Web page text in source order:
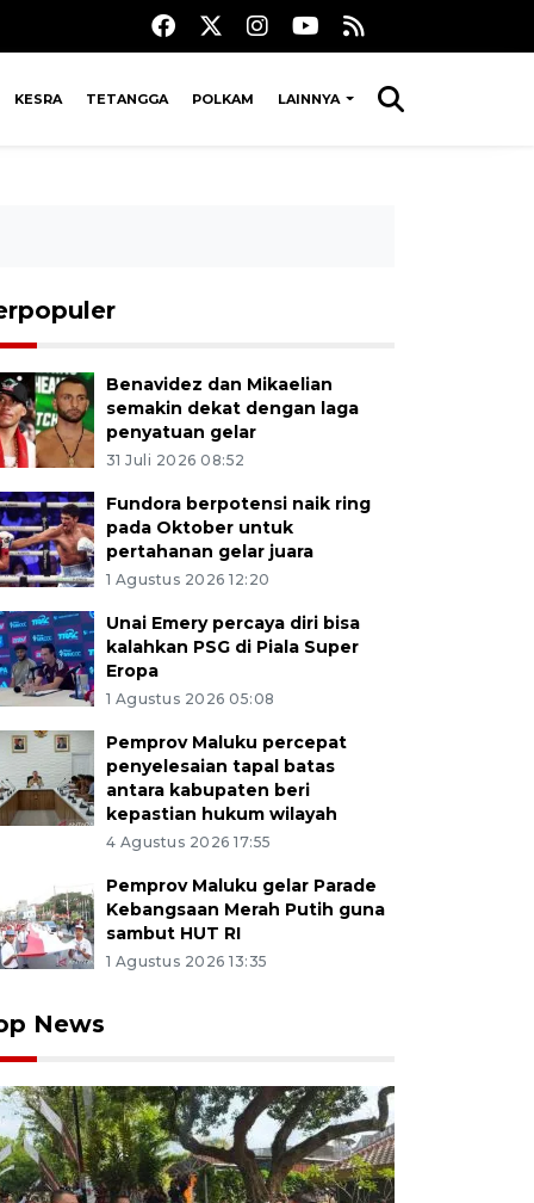
KESRA TETANGGA POLKAM LAINNYA
Benavidez dan Mikaelian
semakin dekat dengan laga
penyatuan gelar
31 Juli 2026 08:52
Fundora berpotensi naik ring
pada Oktober untuk
pertahanan gelar juara
1 Agustus 2026 12:20
Unai Emery percaya diri bisa
kalahkan PSG di Piala Super
Eropa
1 Agustus 2026 05:08
Pemprov Maluku percepat
penyelesaian tapal batas
antara kabupaten beri
kepastian hukum wilayah
4 Agustus 2026 17:55
Pemprov Maluku gelar Parade
Kebangsaan Merah Putih guna
sambut HUT RI
1 Agustus 2026 13:35
News